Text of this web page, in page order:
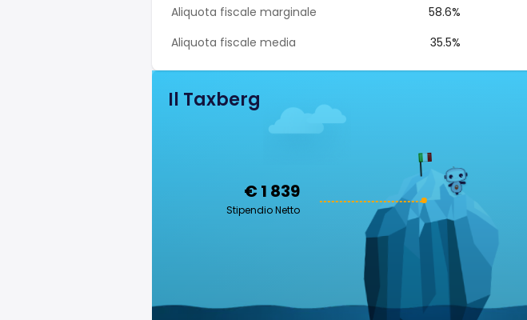
Aliquota fiscale marginale
58.6%
Aliquota fiscale media
35.5%
Il Taxberg
€ 1 839
Stipendio Netto